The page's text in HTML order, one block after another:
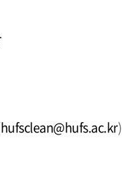
hufsclean@hufs.ac.kr